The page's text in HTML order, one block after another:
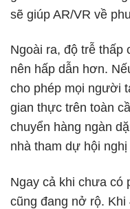
sẽ giúp AR/VR về
Ngoài ra, độ trễ thấp
nên hấp dẫn hơn.
cho phép mọi người
gian thực trên toàn
chuyển hàng ngàn
nhà tham dự hội nghị
Ngay cả khi chưa có
cũng đang nở rộ.